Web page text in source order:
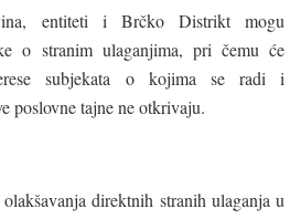
entiteti i Brčko Distrikt mogu
o stranim ulaganjima, pri čemu će
subjekata o kojima se radi i
poslovne tajne ne otkrivaju.
direktnih stranih ulaganja u